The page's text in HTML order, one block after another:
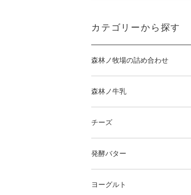
カテゴリーから探す
森林ノ牧場の詰め合わせ
森林ノ牛乳
チーズ
発酵バター
ヨーグルト